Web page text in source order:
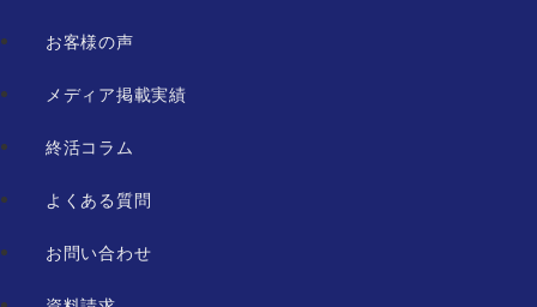
お客様の声
メディア掲載実績
終活コラム
よくある質問
お問い合わせ